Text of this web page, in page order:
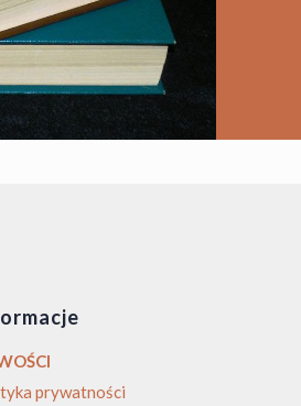
prywatności